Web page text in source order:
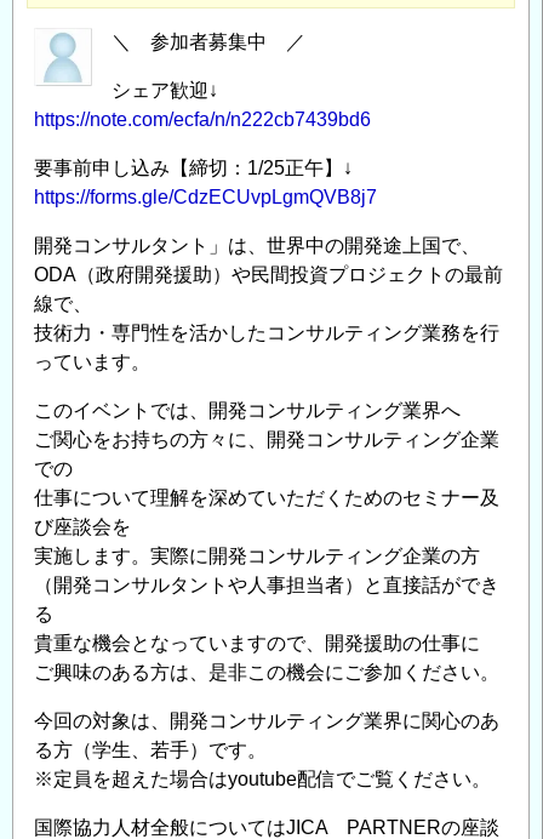
無
に
つ
て
+α
＼ 参加者募集中 ／
シェア歓迎↓
https://note.com/ecfa/n/n222cb7439bd6
要事前申し込み【締切：1/25正午】↓
https://forms.gle/CdzECUvpLgmQVB8j7
開発コンサルタント」は、世界中の開発途上国で、
ODA（政府開発援助）や民間投資プロジェクトの最前
線で、
技術力・専門性を活かしたコンサルティング業務を行
っています。
このイベントでは、開発コンサルティング業界へ
ご関心をお持ちの方々に、開発コンサルティング企業
での
仕事について理解を深めていただくためのセミナー及
び座談会を
実施します。実際に開発コンサルティング企業の方
（開発コンサルタントや人事担当者）と直接話ができ
る
貴重な機会となっていますので、開発援助の仕事に
ご興味のある方は、是非この機会にご参加ください。
今回の対象は、開発コンサルティング業界に関心のあ
る方（学生、若手）です。
※定員を超えた場合はyoutube配信でご覧ください。
国際協力人材全般についてはJICA PARTNERの座談